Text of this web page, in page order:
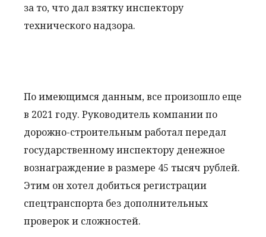
за то, что дал взятку инспектору
технического надзора.
По имеющимся данным, все произошло еще
в 2021 году. Руководитель компании по
дорожно-строительным работал передал
государственному инспектору денежное
вознаграждение в размере 45 тысяч рублей.
Этим он хотел добиться регистрации
спецтранспорта без дополнительных
проверок и сложностей.